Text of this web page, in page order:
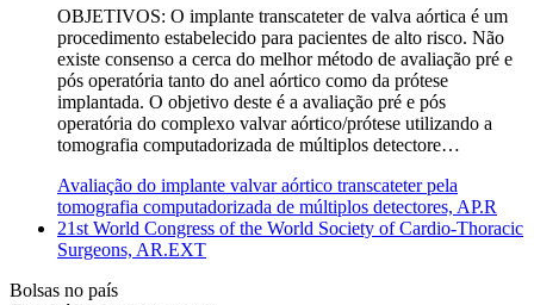
OBJETIVOS: O implante transcateter de valva aórtica é um
procedimento estabelecido para pacientes de alto risco. Não
existe consenso a cerca do melhor método de avaliação pré e
pós operatória tanto do anel aórtico como da prótese
implantada. O objetivo deste é a avaliação pré e pós
operatória do complexo valvar aórtico/prótese utilizando a
tomografia computadorizada de múltiplos detectore…
Avaliação do implante valvar aórtico transcateter pela
tomografia computadorizada de múltiplos detectores, AP.R
21st World Congress of the World Society of Cardio-Thoracic
Surgeons, AR.EXT
Bolsas no país